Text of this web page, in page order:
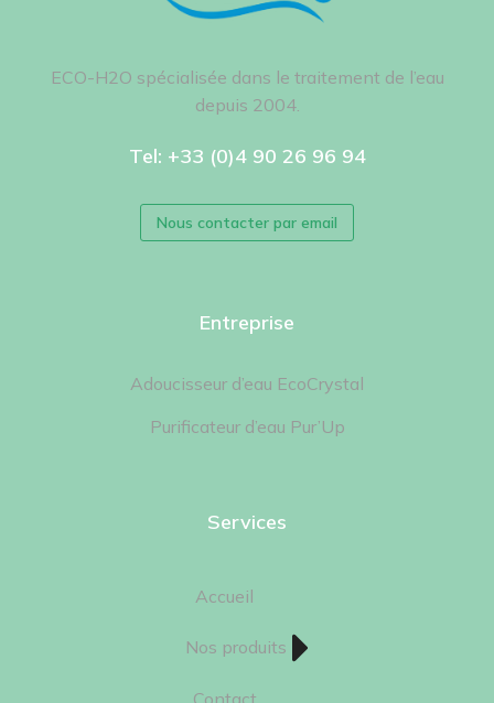
ECO-H2O spécialisée dans le traitement de l’eau
depuis 2004.
Tel: +33 (0)4 90 26 96 94
Nous contacter par email
Entreprise
Adoucisseur d’eau EcoCrystal
Purificateur d’eau Pur’Up
Services
Accueil
Nos produits
Contact